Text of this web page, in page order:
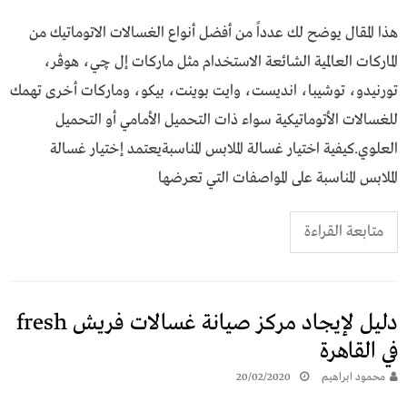
هذا المقال يوضح لك عدداً من أفضل أنواع الغسالات الاتوماتيك من
الماركات العالمية الشائعة الاستخدام مثل ماركات إل چي، هوڤر،
تورنيدو، توشيبا، انديست، وايت بوينت، بيكو، وماركات أخرى تهمك
للغسالات الأتوماتيكية سواء ذات التحميل الأمامي أو التحميل
العلوي.كيفية اختيار غسالة الملابس المناسبةيعتمد إختيار غسالة
الملابس المناسبة على المواصفات التي تعرضها
متابعة القراءة
دليل لإيجاد مركز صيانة غسالات فريش fresh
في القاهرة
محمود ابراهيم 20/02/2020